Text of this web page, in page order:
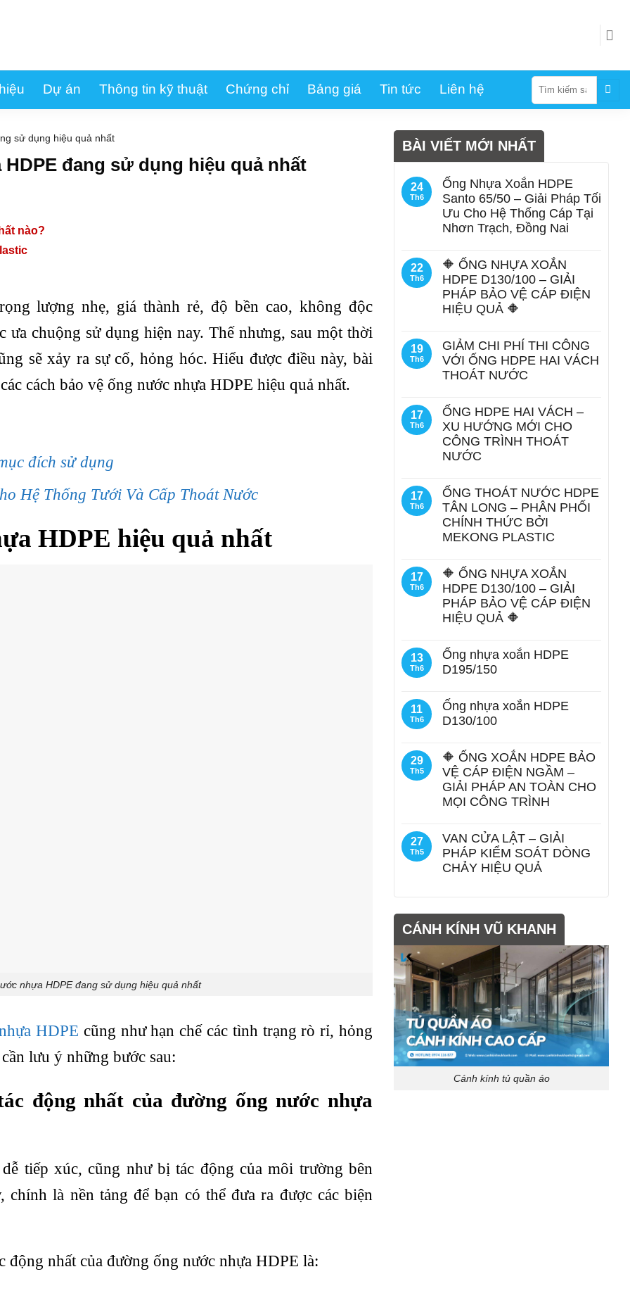
Dự án Thông tin kỹ thuật Chứng chỉ Bảng giá Tin tức Liên hệ
Tìm
kiếm:
sử dụng hiệu quả nhất
đang sử dụng hiệu quả nhất
nào?
lượng nhẹ, giá thành rẻ, độ bền cao, không độc
chuộng sử dụng hiện nay. Thế nhưng, sau một thời
sẽ xảy ra sự cố, hỏng hóc. Hiểu được điều này, bài
cách bảo vệ ống nước nhựa HDPE hiệu quả nhất.
đích sử dụng
Hệ Thống Tưới Và Cấp Thoát Nước
HDPE hiệu quả nhất
nhựa HDPE đang sử dụng hiệu quả nhất
HDPE cũng như hạn chế các tình trạng rò rỉ, hỏng
lưu ý những bước sau:
động nhất của đường ống nước nhựa
tiếp xúc, cũng như bị tác động của môi trường bên
là nền tảng để bạn có thể đưa ra được các biện
nhất của đường ống nước nhựa HDPE là:
BÀI VIẾT MỚI NHẤT
24
Th6
Ống Nhựa Xoắn HDPE
Santo 65/50 – Giải Pháp Tối
Ưu Cho Hệ Thống Cáp Tại
Nhơn Trạch, Đồng Nai
22
Th6
🔶 ỐNG NHỰA XOẮN
HDPE D130/100 – GIẢI
PHÁP BẢO VỆ CÁP ĐIỆN
HIỆU QUẢ 🔶
19
Th6
GIẢM CHI PHÍ THI CÔNG
VỚI ỐNG HDPE HAI VÁCH
THOÁT NƯỚC
17
Th6
ỐNG HDPE HAI VÁCH –
XU HƯỚNG MỚI CHO
CÔNG TRÌNH THOÁT
NƯỚC
17
Th6
ỐNG THOÁT NƯỚC HDPE
TÂN LONG – PHÂN PHỐI
CHÍNH THỨC BỞI
MEKONG PLASTIC
17
Th6
🔶 ỐNG NHỰA XOẮN
HDPE D130/100 – GIẢI
PHÁP BẢO VỆ CÁP ĐIỆN
HIỆU QUẢ 🔶
13
Th6
Ống nhựa xoắn HDPE
D195/150
11
Th6
Ống nhựa xoắn HDPE
D130/100
29
Th5
🔶 ỐNG XOẮN HDPE BẢO
VỆ CÁP ĐIỆN NGẦM –
GIẢI PHÁP AN TOÀN CHO
MỌI CÔNG TRÌNH
27
Th5
VAN CỬA LẬT – GIẢI
PHÁP KIỂM SOÁT DÒNG
CHẢY HIỆU QUẢ
CÁNH KÍNH VŨ KHANH
Cánh kính tủ quần áo